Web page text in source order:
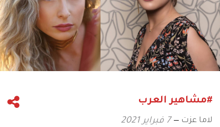
#مشاهير العرب
لاما عزت 7 فبراير 2021